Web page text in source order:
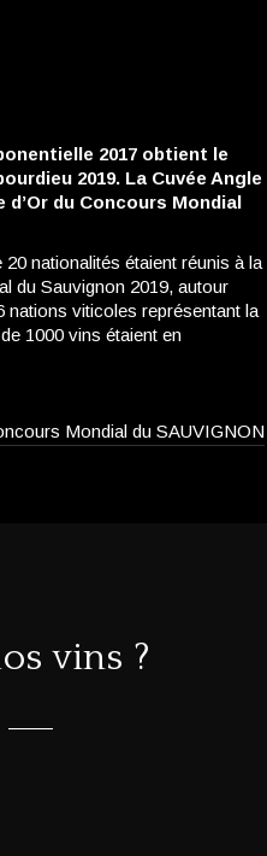
2017 obtient le
2019. La Cuvée Angle
du Concours Mondial
nationalités étaient réunis à la
du Sauvignon 2019, autour
nations viticoles représentant la
1000 vins étaient en
Mondial du SAUVIGNON
vins ?